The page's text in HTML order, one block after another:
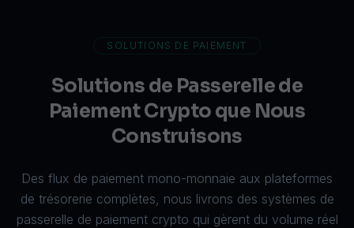
SOLUTIONS DE PAIEMENT
Solutions de Passerelle de
Paiement Crypto que Nous
Construisons
Des flux de paiement mono-monnaie aux plateformes
de trésorerie complètes, nous livrons des systèmes de
passerelle de paiement crypto qui gèrent du volume réel